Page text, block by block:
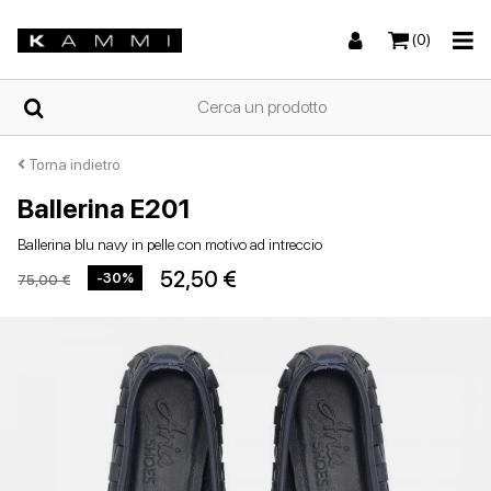
(0)
HOME
CHI
SIAMO
SneakersSandali bassi
Stivali e stivalettiZeppe
SneakersStivali e stivaletti
Scarpe con tacco
Torna indietro
Ballerina E201
Ballerina blu navy in pelle con motivo ad intreccio
75,00 € -30% 52,50 €